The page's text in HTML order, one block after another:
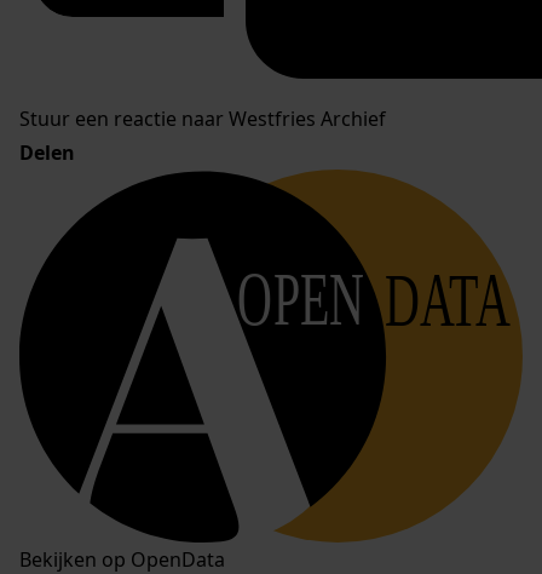
Stuur een reactie naar Westfries Archief
Delen
OPEN DATA
Bekijken op OpenData